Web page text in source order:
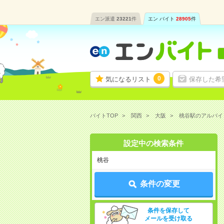
エン派遣 23221件 エン バイト 28905件
気になるリスト 0 保存した希
バイトTOP 関西 大阪 桃谷駅のアルバ
設定中の検索条件
桃谷
条件の変更
条件を保存して
メールを受け取る